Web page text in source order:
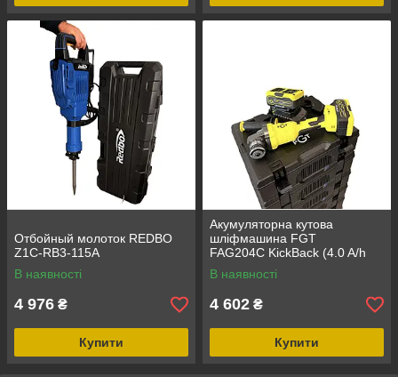
Отбойный молоток REDBO
Z1C-RB3-115A
В наявності
4 976 ₴
Купити
Акумуляторна кутова
шліфмашина FGT
FAG204С KickBack (4.0 A/h
"10С" х2, зарядний пристрій)
в кейсі
В наявності
4 602 ₴
Купити